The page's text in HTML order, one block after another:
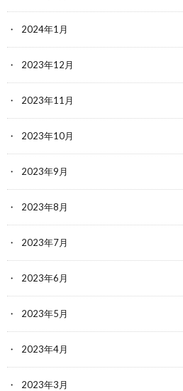
2024年1月
2023年12月
2023年11月
2023年10月
2023年9月
2023年8月
2023年7月
2023年6月
2023年5月
2023年4月
2023年3月